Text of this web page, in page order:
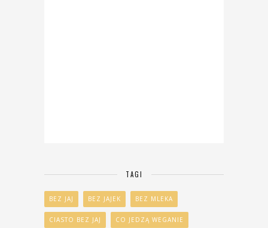
TAGI
BEZ JAJ BEZ JAJEK BEZ MLEKA
CIASTO BEZ JAJ CO JEDZĄ WEGANIE